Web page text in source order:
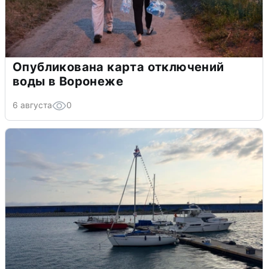
Опубликована карта отключений
воды в Воронеже
6 августа 0